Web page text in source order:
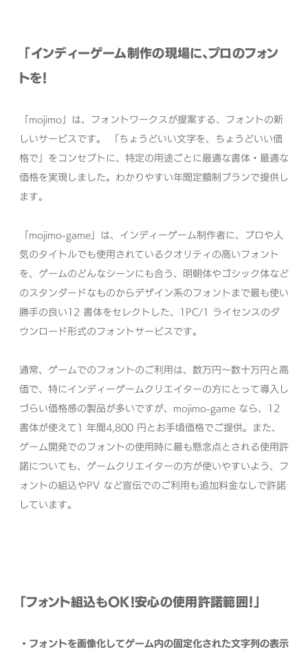
「インディーゲーム制作の現場に、プロのフォン
トを！
「mojimo」は、フォントワークスが提案する、フォントの新
しいサービスです。 「ちょうどいい⽂字を、ちょうどいい価
格で」をコンセプトに、特定の⽤途ごとに最適な書体・最適な
価格を実現しました。わかりやすい年間定額制プランで提供し
ます。
「mojimo-game」は、インディーゲーム制作者に、プロや⼈
気のタイトルでも使⽤されているクオリティの⾼いフォント
を、ゲームのどんなシーンにも合う、明朝体やゴシック体など
のスタンダードなものからデザイン系のフォントまで最も使い
勝⼿の良い12 書体をセレクトした、1PC/1 ライセンスのダ
ウンロード形式のフォントサービスです。
通常、ゲームでのフォントのご利⽤は、数万円〜数⼗万円と⾼
価で、特にインディーゲームクリエイターの⽅にとって導⼊し
づらい価格感の製品が多いですが、mojimo-game なら、12
書体が使えて1 年間4,800 円とお⼿頃価格でご提供。また、
ゲーム開発でのフォントの使⽤時に最も懸念点とされる使⽤許
諾についても、ゲームクリエイターの方が使いやすいよう、フ
ォントの組込やPV など宣伝でのご利⽤も追加料⾦なしで許諾
しています。
「フォント組込もOK！安⼼の使⽤許諾範囲！」
・フォントを画像化してゲーム内の固定化された⽂字列の表⽰